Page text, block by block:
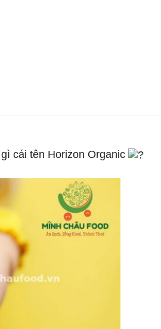
cái tên Horizon Organic